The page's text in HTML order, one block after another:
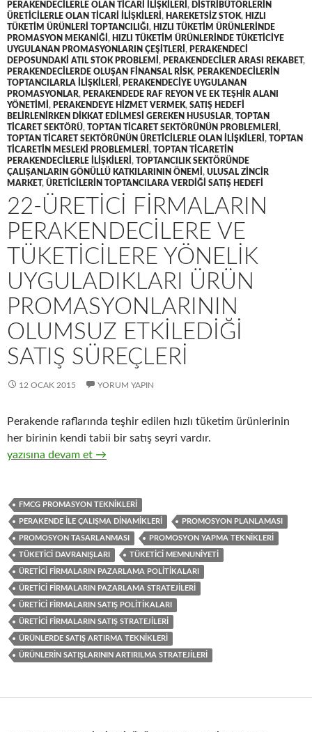
PERAKENDECILERLE OLAN TICARI ILIŞKILERI , DISTRIBÜTÖRLERIN
ÜRETICILERLE OLAN TICARI ILIŞKILERI , HAREKETSIZ STOK, HIZLI
TÜKETIM ÜRÜNLERI TOPTANCILIĞI , HIZLI TÜKETIM ÜRÜNLERINDE
PROMASYON MEKANIĞI , HIZLI TÜKETIM ÜRÜNLERINDE TÜKETICIYE
UYGULANAN PROMASYONLARIN ÇEŞITLERI , PERAKENDECI
DEPOSUNDAKI ATIL STOK PROBLEMI , PERAKENDECILER ARASI REKABET,
PERAKENDECILERDE OLUŞAN FINANSAL RISK, PERAKENDECILERIN
TOPTANCILARLA ILIŞKILERI , PERAKENDECIYE UYGULANAN
PROMASYONLAR, PERAKENDEDE RAF REYON VE EK TEŞHIR ALANI
YÖNETIMI , PERAKENDEYE HIZMET VERMEK, SATIŞ HEDEFI
BELIRLENIRKEN DIKKAT EDILMESI GEREKEN HUSUSLAR, TOPTAN
TICARET SEKTÖRÜ, TOPTAN TICARET SEKTÖRÜNÜN PROBLEMLERI ,
TOPTAN TICARET SEKTÖRÜNÜN ÜRETICILERLE OLAN ILIŞKILERI , TOPTAN
TICARETIN MESLEKI PROBLEMLERI , TOPTAN TICARETIN
PERAKENDECILERLE ILIŞKILERI , TOPTANCILIK SEKTÖRÜNDE
ÇALIŞANLARIN GÖNÜLLÜ KATKILARININ ÖNEMI , ULUSAL ZINCIR
MARKET, ÜRETICILERIN TOPTANCILARA VERDIĞI SATIŞ HEDEFI
22-ÜRETICI FIRMALARIN
PERAKENDECILERE VE
TÜKETICILERE YÖNELIK
UYGULADIKLARI ÜRÜN
PROMASYONLARININ
OLUMSUZ ETKILEDIĞI
SATIŞ SÜREÇLERI
12 OCAK 2015 YORUM YAPIN
Perakende raflarında teşhir edilen hızlı tüketim ürünlerinin
her birinin kendi tabii bir satış seyri vardır.
22-Üretici firmaların perakendecilere ve tüketicilere yönelik
yazısına devam et →
FMCG PROMASYON TEKNIKLERI
PERAKENDE ILE ÇALIŞMA DINAMIKLERI PROMOSYON PLANLAMASI
PROMOSYON TASARLANMASI PROMOSYON YAPMA TEKNIKLERI
TÜKETICI DAVRANIŞLARI TÜKETICI MEMNUNIYETI
ÜRETICI FIRMALARIN PAZARLAMA POLITIKALARI
ÜRETICI FIRMALARIN PAZARLAMA STRATEJILERI
ÜRETICI FIRMALARIN SATIŞ POLITIKALARI
ÜRETICI FIRMALARIN SATIŞ STRATEJILERI
ÜRÜNLERDE SATIŞ ARTIRMA TEKNIKLERI
ÜRÜNLERIN SATIŞLARININ ARTIRILMA STRATEJILERI